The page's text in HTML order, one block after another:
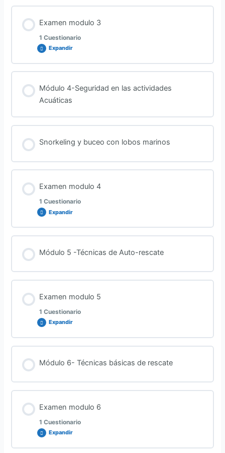
Examen modulo 3
1 Cuestionario
Expandir
Módulo 4-Seguridad en las actividades
Acuáticas
Snorkeling y buceo con lobos marinos
Examen modulo 4
1 Cuestionario
Expandir
Módulo 5 -Técnicas de Auto-rescate
Examen modulo 5
1 Cuestionario
Expandir
Módulo 6- Técnicas básicas de rescate
Examen modulo 6
1 Cuestionario
Expandir